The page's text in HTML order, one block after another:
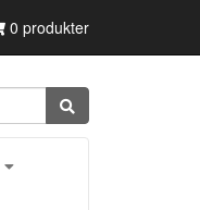
0 produkter